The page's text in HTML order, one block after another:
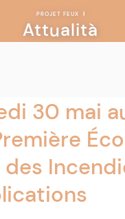
PROJET FEUX |
Attualità
30 mai
des